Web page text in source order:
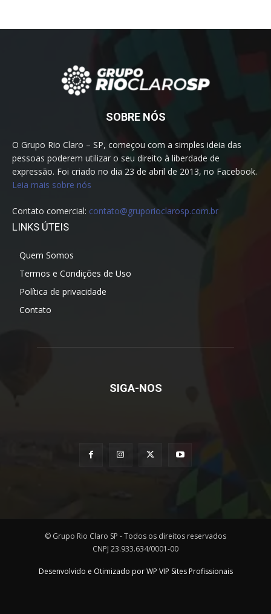
SOBRE NÓS
O Grupo Rio Claro – SP, começou com a simples ideia das
pessoas poderem utilizar o seu direito à liberdade de
expressão. Foi criado no dia 23 de abril de 2013, no Facebook.
Leia mais sobre nós
Contato comercial: contato@gruporioclarosp.com.br
LINKS ÚTEIS
Quem Somos
Termos e Condições de Uso
Política de privacidade
Contato
SIGA-NOS
© Grupo Rio Claro SP - Todos os direitos reservados
CNPJ 23.933.634/0001-00
Desenvolvido e Otimizado por WP VIP Sites Profissionais